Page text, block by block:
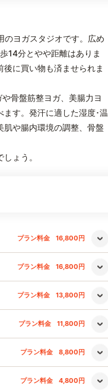
のヨガスタジオです。広め
14分とやや距離はありま
に買い物も済ませられま
骨盤筋整ヨガ、美腸力ヨ
す。発汗に適した湿度･温
肌や腸内環境の調整、骨盤
ょう。
プラン料金 16,800円
プラン料金 16,800円
プラン料金 13,800円
プラン料金 11,800円
プラン料金 8,800円
プラン料金 4,800円